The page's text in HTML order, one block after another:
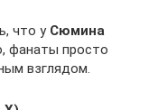
что у Сюмина
фанаты просто
взглядом.